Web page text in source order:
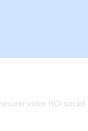
votre ROI social